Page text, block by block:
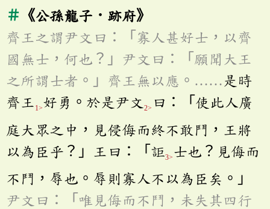
＃ 《公孫龍子．跡府》
齊王之謂尹文曰：「寡人甚好士，以齊
國無士，何也？」尹文曰：「願聞大王
之所謂士者。」齊王無以應。……是時
齊王 1>好勇。於是尹文 2> 曰：「使此人廣
庭大眾之中，見侵侮而終不敢鬥，王將
以為臣乎？」王曰：「詎 3> 士也？見侮而
不鬥，辱也。辱則寡人不以為臣矣。」
尹文曰：「唯見侮而不鬥，未失其四行